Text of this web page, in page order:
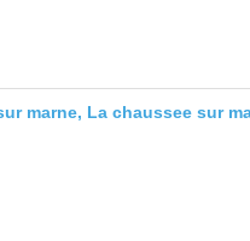
marne, La chaussee sur